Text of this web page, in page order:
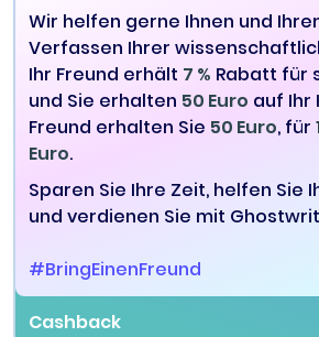
Wir helfen gerne Ihnen und
Verfassen Ihrer
Ihr Freund erhält 7 % Rabatt für
und Sie erhalten 50 Euro auf Ihr
Freund erhalten Sie 50 Euro, für
Euro.
Sparen Sie Ihre Zeit, helfen Sie
und verdienen Sie mit
#BringEinenFreund
Cashback